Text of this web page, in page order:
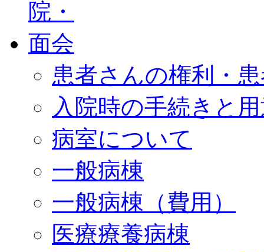
患者さんの権利・
入院時の手続きと
病室について
一般病棟
一般病棟（費用）
医療療養病棟